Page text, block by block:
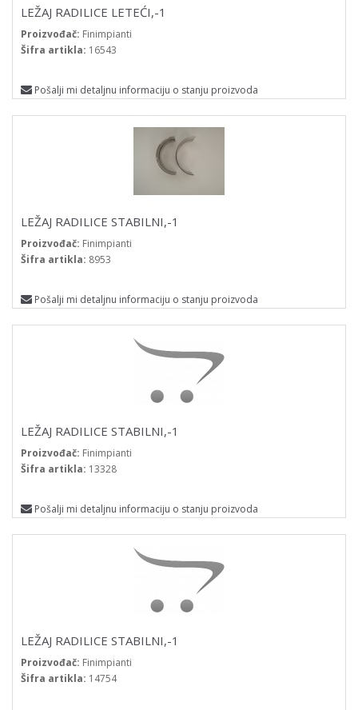
LEŽAJ RADILICE LETEĆI,-1
Proizvođač: Finimpianti
Šifra artikla: 16543
Pošalji mi detaljnu informaciju o stanju proizvoda
LEŽAJ RADILICE STABILNI,-1
Proizvođač: Finimpianti
Šifra artikla: 8953
Pošalji mi detaljnu informaciju o stanju proizvoda
LEŽAJ RADILICE STABILNI,-1
Proizvođač: Finimpianti
Šifra artikla: 13328
Pošalji mi detaljnu informaciju o stanju proizvoda
LEŽAJ RADILICE STABILNI,-1
Proizvođač: Finimpianti
Šifra artikla: 14754